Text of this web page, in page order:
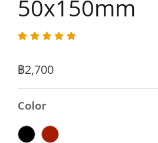
50x150mm
฿2,700
Color